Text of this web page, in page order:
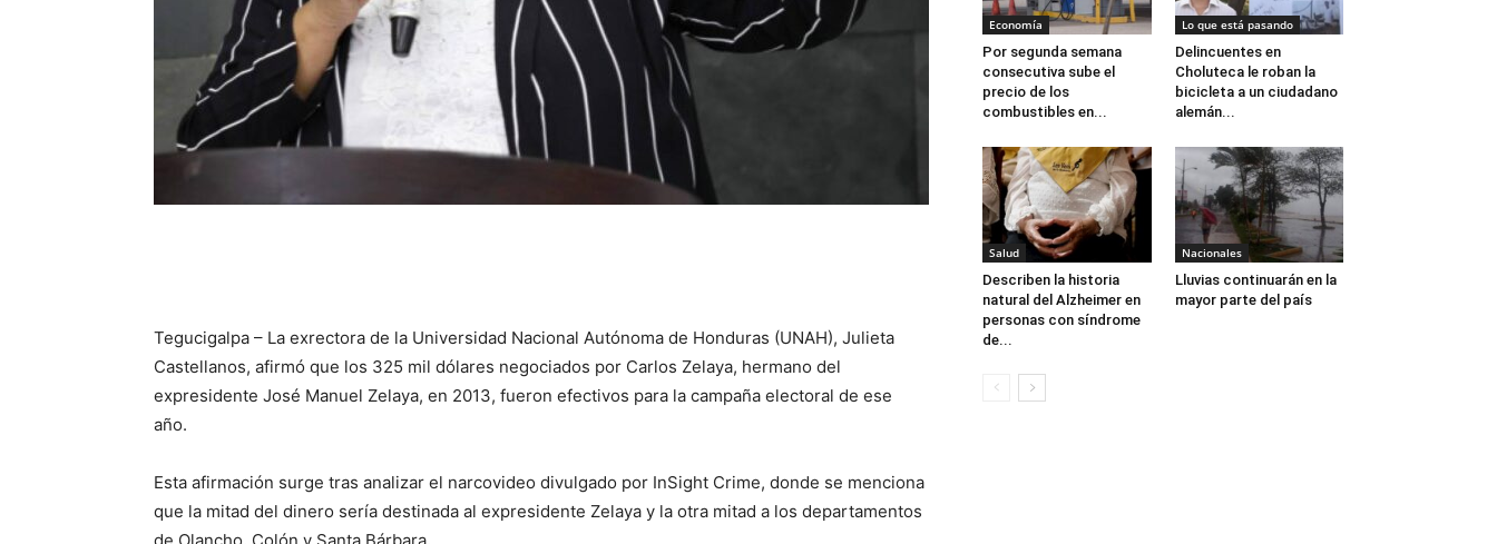
Tegucigalpa – La exrectora de la Universidad Nacional Autónoma de Honduras (UNAH), Julieta
Castellanos, afirmó que los 325 mil dólares negociados por Carlos Zelaya, hermano del
expresidente José Manuel Zelaya, en 2013, fueron efectivos para la campaña electoral de ese
año.
Esta afirmación surge tras analizar el narcovideo divulgado por InSight Crime, donde se menciona
que la mitad del dinero sería destinada al expresidente Zelaya y la otra mitad a los departamentos
Economía
Por segunda semana
consecutiva sube el
precio de los
combustibles en...
Lo que está pasando
Delincuentes en
Choluteca le roban la
bicicleta a un ciudadano
alemán...
Salud
Describen la historia
natural del Alzheimer en
personas con síndrome
de...
Nacionales
Lluvias continuarán en la
mayor parte del país